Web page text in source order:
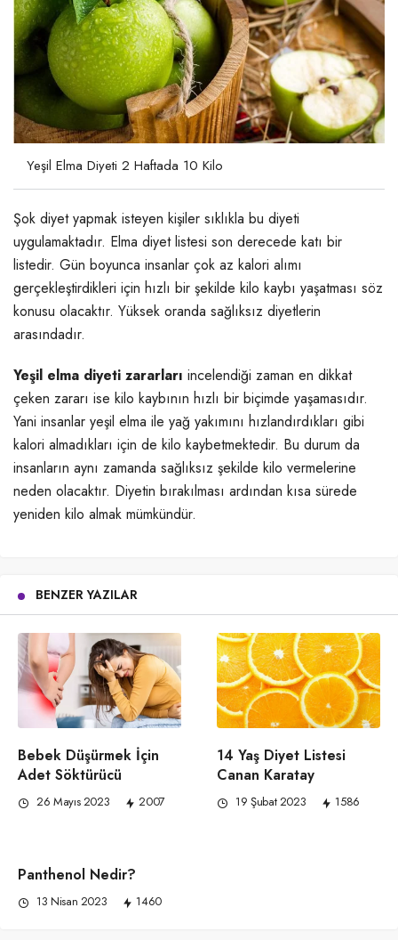
Yeşil Elma Diyeti 2 Haftada 10 Kilo
Şok diyet yapmak isteyen kişiler sıklıkla bu diyeti
uygulamaktadır. Elma diyet listesi son derecede katı bir
listedir. Gün boyunca insanlar çok az kalori alımı
gerçekleştirdikleri için hızlı bir şekilde kilo kaybı yaşatması söz
konusu olacaktır. Yüksek oranda sağlıksız diyetlerin
arasındadır.
Yeşil elma diyeti zararları incelendiği zaman en dikkat
çeken zararı ise kilo kaybının hızlı bir biçimde yaşamasıdır.
Yani insanlar yeşil elma ile yağ yakımını hızlandırdıkları gibi
kalori almadıkları için de kilo kaybetmektedir. Bu durum da
insanların aynı zamanda sağlıksız şekilde kilo vermelerine
neden olacaktır. Diyetin bırakılması ardından kısa sürede
yeniden kilo almak mümkündür.
BENZER YAZILAR
Bebek Düşürmek İçin
Adet Söktürücü
26 Mayıs 2023 2007
14 Yaş Diyet Listesi
Canan Karatay
19 Şubat 2023 1586
Panthenol Nedir?
13 Nisan 2023 1460